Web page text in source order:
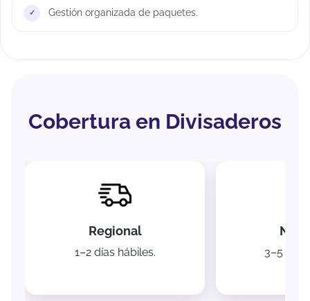
Gestión organizada de paquetes.
Cobertura en Divisaderos
Regional
1–2 días hábiles. 3–5 días